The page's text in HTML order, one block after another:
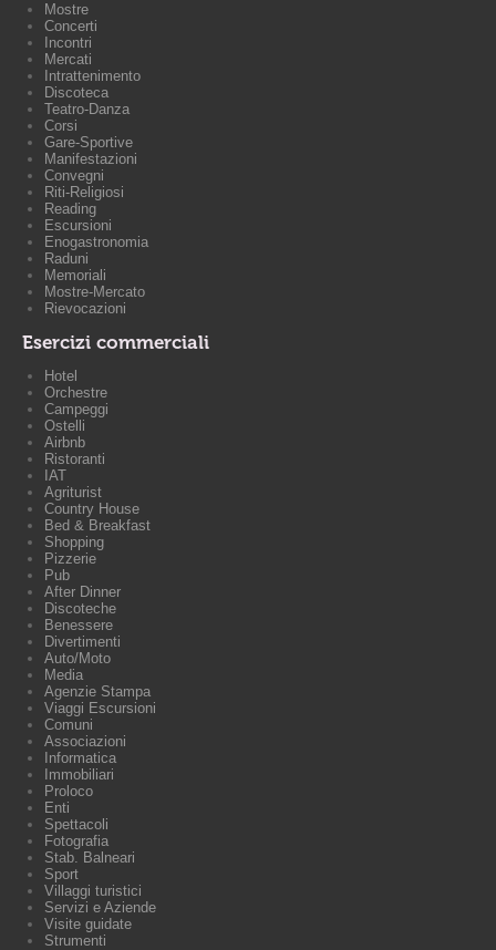
Mostre
Concerti
Incontri
Mercati
Intrattenimento
Discoteca
Teatro-Danza
Corsi
Gare-Sportive
Manifestazioni
Convegni
Riti-Religiosi
Reading
Escursioni
Enogastronomia
Raduni
Memoriali
Mostre-Mercato
Rievocazioni
Esercizi commerciali
Hotel
Orchestre
Campeggi
Ostelli
Airbnb
Ristoranti
IAT
Agriturist
Country House
Bed & Breakfast
Shopping
Pizzerie
Pub
After Dinner
Discoteche
Benessere
Divertimenti
Auto/Moto
Media
Agenzie Stampa
Viaggi Escursioni
Comuni
Associazioni
Informatica
Immobiliari
Proloco
Enti
Spettacoli
Fotografia
Stab. Balneari
Sport
Villaggi turistici
Servizi e Aziende
Visite guidate
Strumenti